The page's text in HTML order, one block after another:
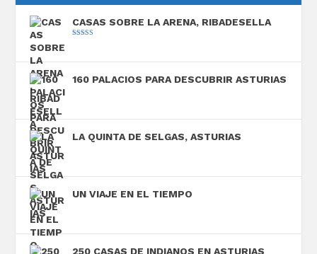
CASAS SOBRE LA ARENA, RIBADESELLA
160 PALACIOS PARA DESCUBRIR ASTURIAS
LA QUINTA DE SELGAS, ASTURIAS
UN VIAJE EN EL TIEMPO
250 CASAS DE INDIANOS EN ASTURIAS